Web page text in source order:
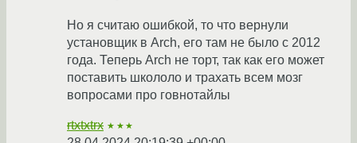
Но я считаю ошибкой, то что вернули
установщик в Arch, его там не было с 2012
года. Теперь Arch не торт, так как его может
поставить школоло и трахать всем мозг
вопросами про говнотайлы
rtxtxtrx ★★★